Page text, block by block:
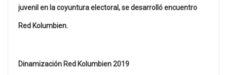
juvenil en la coyuntura electoral, se desarrolló encuentro
Red Kolumbien.
Dinamización Red Kolumbien 2019